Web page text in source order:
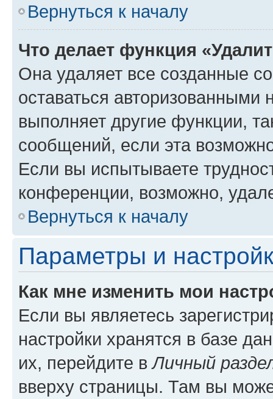
Вернуться к началу
Что делает функция
Она удаляет все созданные
оставаться авторизованными
выполняет другие функции,
сообщений, если эта
Если вы испытываете
конференции, возможно,
Вернуться к началу
Параметры и
Как мне изменить мои
Если вы являетесь
настройки хранятся в базе
их, перейдите вЛичный
вверху страницы. Там вы